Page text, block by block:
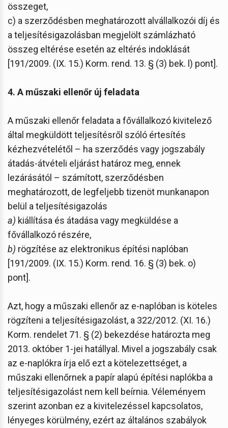
összeget,
c) a szerződésben meghatározott alvállalkozói díj és
a teljesítésigazolásban megjelölt számlázható
összeg eltérése esetén az eltérés indoklását
[191/2009. (IX. 15.) Korm. rend. 13. § (3) bek. l) pont].
4. A műszaki ellenőr új feladata
A műszaki ellenőr feladata a fővállalkozó kivitelező
által megküldött teljesítésről szóló értesítés
kézhezvételétől – ha szerződés vagy jogszabály
átadás-átvételi eljárást határoz meg, ennek
lezárásától – számított, szerződésben
meghatározott, de legfeljebb tizenöt munkanapon
belül a teljesítésigazolás
a) kiállítása és átadása vagy megküldése a
fővállalkozó részére,
b) rögzítése az elektronikus építési naplóban
[191/2009. (IX. 15.) Korm. rend. 16. § (3) bek. o)
pont].
Azt, hogy a műszaki ellenőr az e-naplóban is köteles
rögzíteni a teljesítésigazolást, a 322/2012. (XI. 16.)
Korm. rendelet 71. § (2) bekezdése határozta meg
2013. október 1-jei hatállyal. Mivel a jogszabály csak
az e-naplókra írja elő ezt a kötelezettséget, a
műszaki ellenőrnek a papír alapú építési naplókba a
teljesítésigazolást nem kell beírnia. Véleményem
szerint azonban ez a kivitelezéssel kapcsolatos,
lényeges körülmény, ezért az általános szabályok